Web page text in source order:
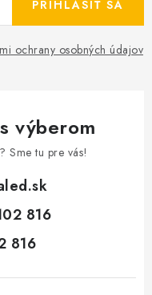
ochrany osobných údajov
PRIHLÁSIŤ SA
výberom
Sme tu pre vás!
816
816